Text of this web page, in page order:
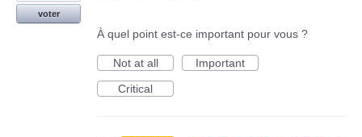
voter
À quel point est-ce important pour vous ?
Not at all
Important
Critical